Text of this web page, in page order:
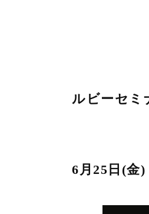
ルビーセミ
6月25日(金)